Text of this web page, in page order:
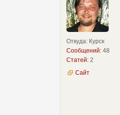
Откуда: Курск
Сообщений: 48
Статей: 2
Сайт